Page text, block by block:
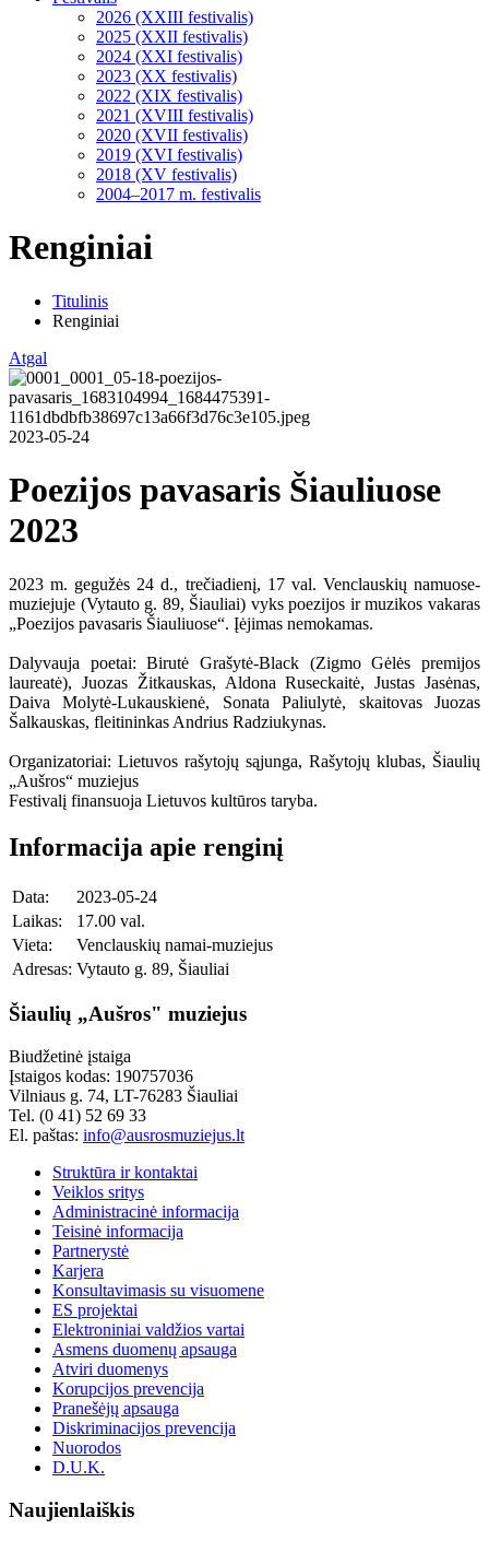
2026 (XXIII festivalis)
2025 (XXII festivalis)
2024 (XXI festivalis)
2023 (XX festivalis)
2022 (XIX festivalis)
2021 (XVIII festivalis)
2020 (XVII festivalis)
2019 (XVI festivalis)
2018 (XV festivalis)
2004–2017 m. festivalis
Renginiai
Titulinis
Renginiai
Atgal
2023-05-24
Poezijos pavasaris Šiauliuose
2023
2023 m. gegužės 24 d., trečiadienį, 17 val. Venclauskių namuose-
muziejuje (Vytauto g. 89, Šiauliai) vyks poezijos ir muzikos vakaras
„Poezijos pavasaris Šiauliuose“. Įėjimas nemokamas.
Dalyvauja poetai: Birutė Grašytė-Black (Zigmo Gėlės premijos
laureatė), Juozas Žitkauskas, Aldona Ruseckaitė, Justas Jasėnas,
Daiva Molytė-Lukauskienė, Sonata Paliulytė, skaitovas Juozas
Šalkauskas, fleitininkas Andrius Radziukynas.
Organizatoriai: Lietuvos rašytojų sąjunga, Rašytojų klubas, Šiaulių
„Aušros“ muziejus
Festivalį finansuoja Lietuvos kultūros taryba.
Informacija apie renginį
Data:
2023-05-24
Laikas:
17.00 val.
Vieta:
Venclauskių namai-muziejus
Adresas: Vytauto g. 89, Šiauliai
Šiaulių „Aušros" muziejus
Biudžetinė įstaiga
Įstaigos kodas: 190757036
Vilniaus g. 74, LT-76283 Šiauliai
Tel. (0 41) 52 69 33
El. paštas: info@ausrosmuziejus.lt
Struktūra ir kontaktai
Veiklos sritys
Administracinė informacija
Teisinė informacija
Partnerystė
Karjera
Konsultavimasis su visuomene
ES projektai
Elektroniniai valdžios vartai
Asmens duomenų apsauga
Atviri duomenys
Korupcijos prevencija
Pranešėjų apsauga
Diskriminacijos prevencija
Nuorodos
D.U.K.
Naujienlaiškis